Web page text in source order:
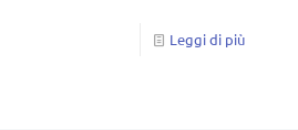
Leggi di più